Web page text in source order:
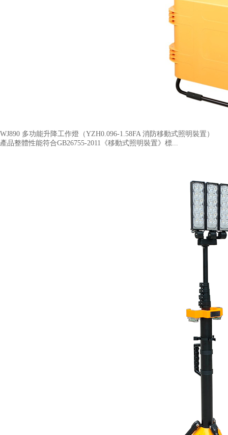
WJ890 多功能升降工作燈（YZH0.096-1.58FA 消防移動式照明裝置​）
產品整體性能符合GB26755-2011《移動式照明裝置》標...